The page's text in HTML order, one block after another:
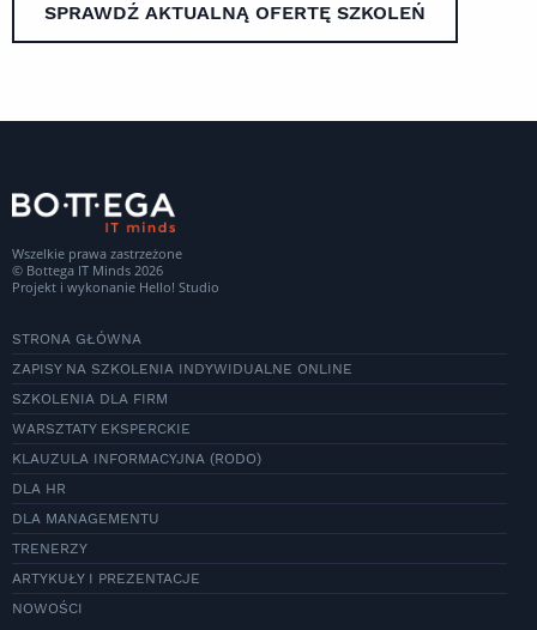
SPRAWDŹ AKTUALNĄ OFERTĘ SZKOLEŃ
Wszelkie prawa zastrzeżone
© Bottega IT Minds 2026
Projekt i wykonanie Hello! Studio
STRONA GŁÓWNA
ZAPISY NA SZKOLENIA INDYWIDUALNE ONLINE
SZKOLENIA DLA FIRM
WARSZTATY EKSPERCKIE
KLAUZULA INFORMACYJNA (RODO)
DLA HR
DLA MANAGEMENTU
TRENERZY
ARTYKUŁY I PREZENTACJE
NOWOŚCI